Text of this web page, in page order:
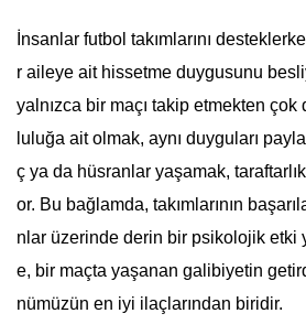
İnsanlar futbol takımlarını
r aileye ait hissetme duygusunu
yalnızca bir maçı takip etmekten çok
luluğa ait olmak, aynı duyguları
ç ya da hüsranlar yaşamak,
or. Bu bağlamda, takımlarının
nlar üzerinde derin bir psikolojik etki
e, bir maçta yaşanan galibiyetin
nümüzün en iyi ilaçlarından biridir.